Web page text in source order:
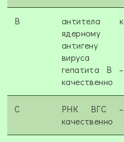
B
антитела к
ядерному
антигену
вируса
гепатита В –
качественно
C
РНК ВГС –
качественно